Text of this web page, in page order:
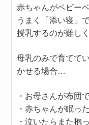
赤ちゃんがベビー
うまく「添い寝」
授乳するのが難し
母乳のみで育てて
かせる場合…
・お母さんが布団
・赤ちゃんが眠っ
・泣いたらまた抱